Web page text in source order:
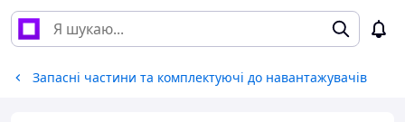
Запасні частини та комплектуючі до навантажувачів